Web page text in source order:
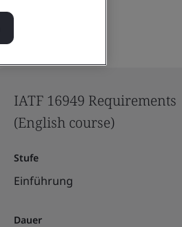
IATF 16949 Requirements
(English course)
Stufe
Einführung
Dauer